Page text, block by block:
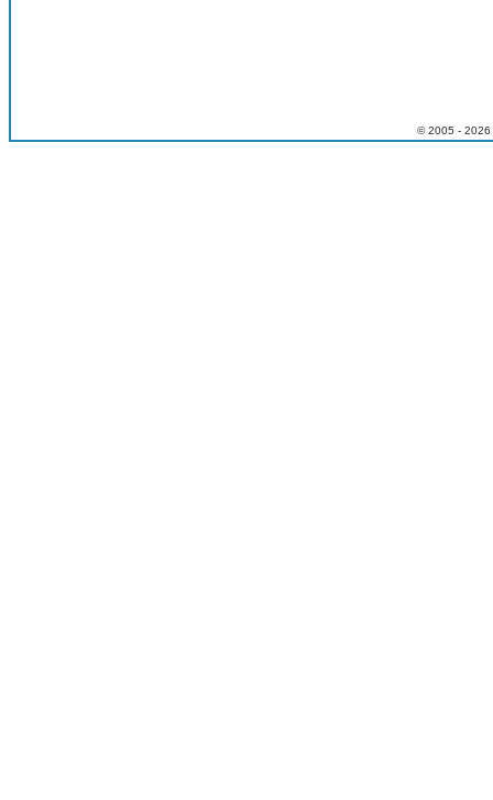
© 2005 - 2026